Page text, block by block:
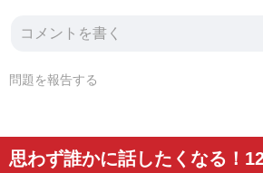
問題を報告する
思わず誰かに話したくなる！